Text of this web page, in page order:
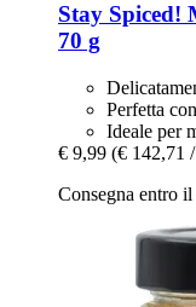
Stay Spiced!
70 g
Perfetta
Ideale per
€ 9,99 (€ 142,71
Consegna entro